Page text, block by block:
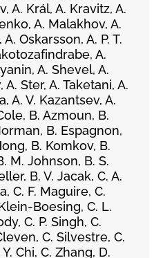
A. Král, A. Kravitz, A.
A. Malakhov, A.
Oskarsson, A. P. T.
A.
A. Shevel, A.
Ster, A. Taketani, A.
A. V. Kazantsev, A.
B. Azmoun, B.
B. Espagnon,
B. Komkov, B.
M. Johnson, B. S.
B. V. Jacak, C. A.
C. F. Maguire, C.
Boesing, C. L.
C. P. Singh, C.
C. Silvestre, C.
Chi, C. Zhang, D.